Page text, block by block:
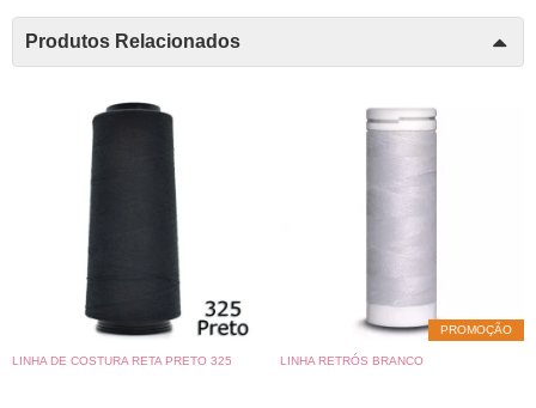
Produtos Relacionados
LINHA DE COSTURA RETA PRETO 325
PROMOÇÃO
LINHA RETRÓS BRANCO